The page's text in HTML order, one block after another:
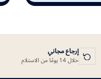
إرجاع مجاني
خلال 14 يومًا من الاستلام